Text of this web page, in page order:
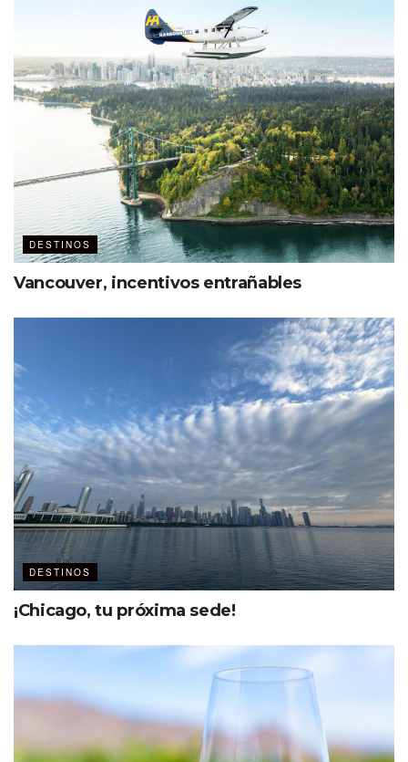
Florida’s Historic Coast
Etiquetas:
DESTINOS
Vancouver, incentivos entrañables
DESTINOS
¡Chicago, tu próxima sede!